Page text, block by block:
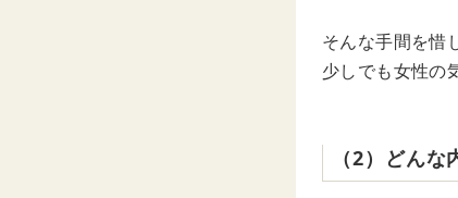
そんな手間を惜
少しでも女性の
（2）どん